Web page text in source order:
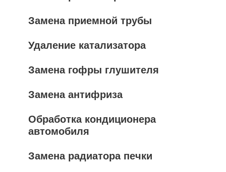
Замена приемной трубы
Удаление катализатора
Замена гофры глушителя
Замена антифриза
Обработка кондиционера
автомобиля
Замена радиатора печки